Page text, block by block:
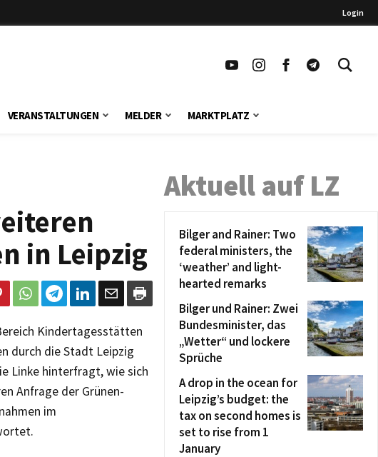
Login
VERANSTALTUNGEN MELDER MARKTPLATZ
in Leipzig
Kindertagesstätten
durch die Stadt Leipzig
Linke hinterfragt, wie sich
Anfrage der Grünen-
im
Aktuell auf LZ
Bilger and Rainer: Two
federal ministers, the
‘weather’ and light-
hearted remarks
Bilger und Rainer: Zwei
Bundesminister, das
„Wetter“ und lockere
Sprüche
A drop in the ocean for
Leipzig’s budget: the
tax on second homes is
set to rise from 1
January